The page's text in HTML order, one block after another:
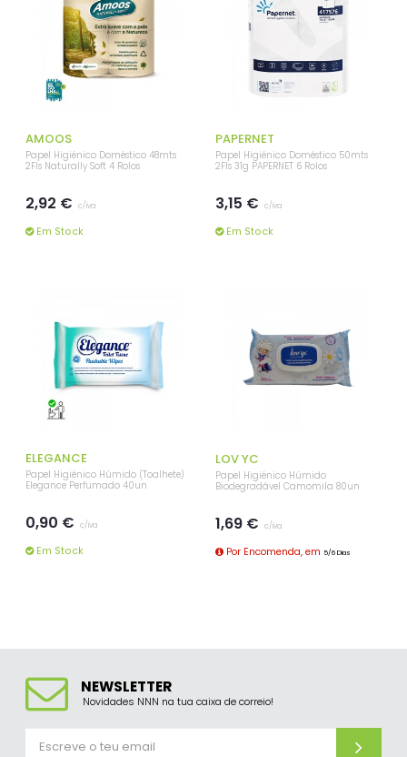
AMOOS
Papel Higiénico Doméstico 48mts
2Fls Naturally Soft 4 Rolos
2,92 € c/iva
Em Stock
PAPERNET
Papel Higiénico Doméstico 50mts
2Fls 31g PAPERNET 6 Rolos
3,15 € c/iva
Em Stock
ELEGANCE
Papel Higiénico Húmido (Toalhete)
Elegance Perfumado 40un
0,90 € c/iva
Em Stock
LOV YC
Papel Higiénico Húmido
Biodegradável Camomila 80un
1,69 € c/iva
Por Encomenda, em 5/6 Dias
NEWSLETTER
Novidades NNN na tua caixa de correio!